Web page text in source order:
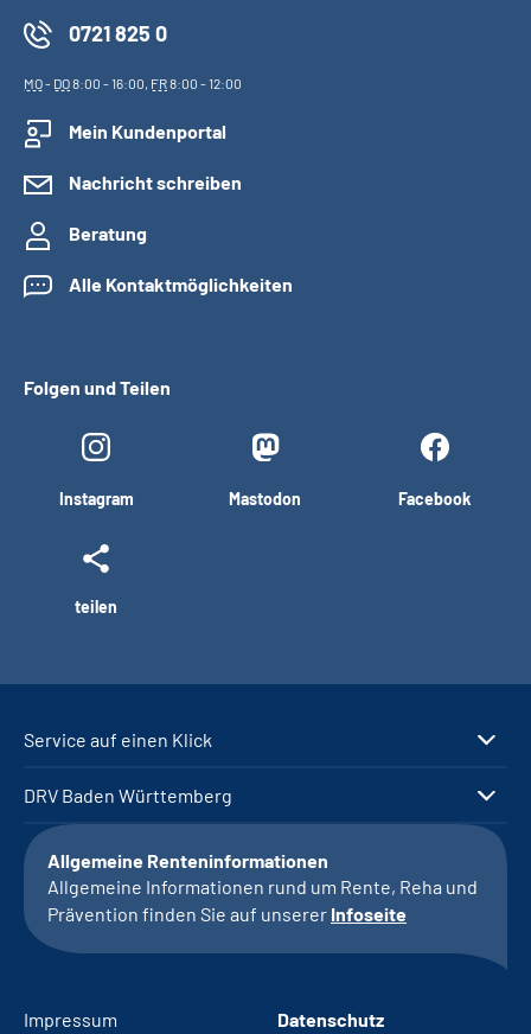
0721 825 0
MO- DO8:00 - 16:00, FR8:00 - 12:00
Mein Kundenportal
Nachricht schreiben
Beratung
Alle Kontaktmöglichkeiten
Folgen und Teilen
Instagram Mastodon Facebook
teilen
Service auf einen Klick
DRV Baden Württemberg
Allgemeine Renteninformationen
Allgemeine Informationen rund um Rente, Reha und
Prävention finden Sie auf unserer Infoseite
Impressum Datenschutz